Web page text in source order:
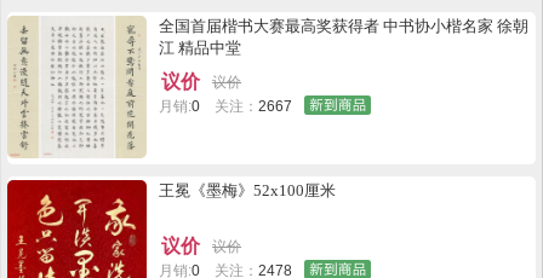
全国首届楷书大赛最高奖获得者 中书协小楷名家 徐朝
江 精品中堂
议价
议价
月销:0 关注：2667
王冕《墨梅》52x100厘米
议价
议价
月销:0 关注：2478